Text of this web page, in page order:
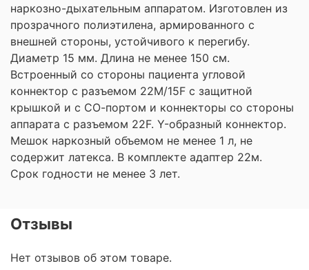
наркозно-дыхательным аппаратом. Изготовлен из
прозрачного полиэтилена, армированного с
внешней стороны, устойчивого к перегибу.
Диаметр 15 мм. Длина не менее 150 см.
Встроенный со стороны пациента угловой
коннектор с разъемом 22М/15F с защитной
крышкой и с СО-портом и коннекторы со стороны
аппарата с разъемом 22F. Y-образный коннектор.
Мешок наркозный объемом не менее 1 л, не
содержит латекса. В комплекте адаптер 22м.
Срок годности не менее 3 лет.
Отзывы
Нет отзывов об этом товаре.